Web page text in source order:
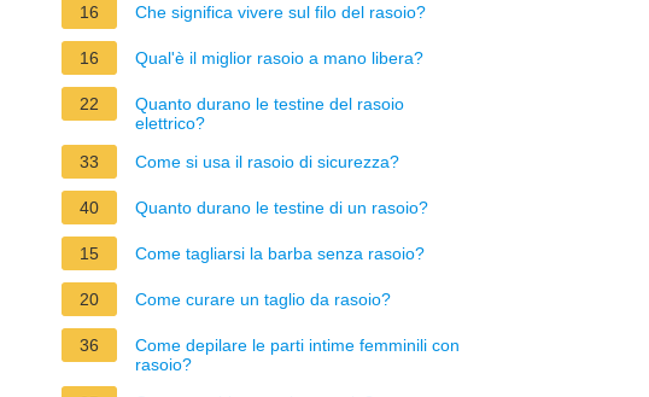
16 Che significa vivere sul filo del rasoio?
16 Qual'è il miglior rasoio a mano libera?
22
Quanto durano le testine del rasoio
elettrico?
33
Come si usa il rasoio di sicurezza?
40 Quanto durano le testine di un rasoio?
15 Come tagliarsi la barba senza rasoio?
20 Come curare un taglio da rasoio?
36
Come depilare le parti intime femminili con
rasoio?